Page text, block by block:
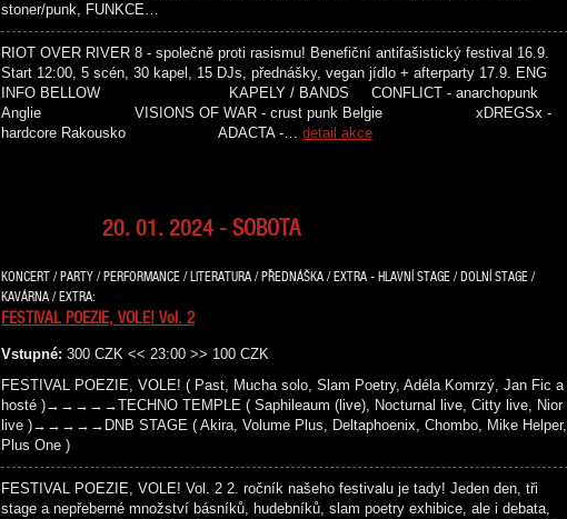
stoner/punk, FUNKCE…
RIOT OVER RIVER 8 - společně proti rasismu! Benefiční antifašistický festival 16.9.
Start 12:00, 5 scén, 30 kapel, 15 DJs, přednášky, vegan jídlo + afterparty 17.9. ENG
INFO BELLOW KAPELY / BANDS CONFLICT - anarchopunk
Anglie VISIONS OF WAR - crust punk Belgie xDREGSx -
hardcore Rakousko ADACTA -… detail akce
20. 01. 2024 - SOBOTA
KONCERT / PARTY / PERFORMANCE / LITERATURA / PŘEDNÁŠKA / EXTRA - HLAVNÍ STAGE / DOLNÍ STAGE /
KAVÁRNA / EXTRA:
FESTIVAL POEZIE, VOLE! Vol. 2
Vstupné: 300 CZK << 23:00 >> 100 CZK
FESTIVAL POEZIE, VOLE! ( Past, Mucha solo, Slam Poetry, Adéla Komrzý, Jan Fic a
hosté )→→→→→TECHNO TEMPLE ( Saphileaum (live), Nocturnal live, Citty live, Nior
live )→→→→→DNB STAGE ( Akira, Volume Plus, Deltaphoenix, Chombo, Mike Helper,
Plus One )
FESTIVAL POEZIE, VOLE! Vol. 2 2. ročník našeho festivalu je tady! Jeden den, tři
stage a nepřeberné množství básníků, hudebníků, slam poetry exhibice, ale i debata,